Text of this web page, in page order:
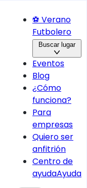
⚽ Verano
Futbolero
Buscar lugar
Eventos
Blog
¿Cómo
funciona?
Para
empresas
Quiero ser
anfitrión
Centro de
ayudaAyuda